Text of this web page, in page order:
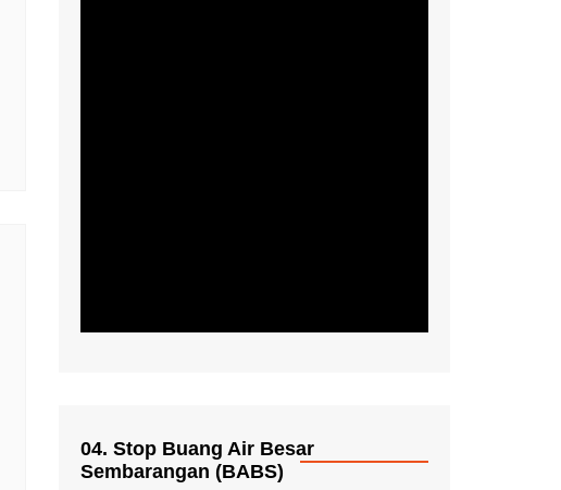
04. Stop Buang Air Besar
Sembarangan (BABS)